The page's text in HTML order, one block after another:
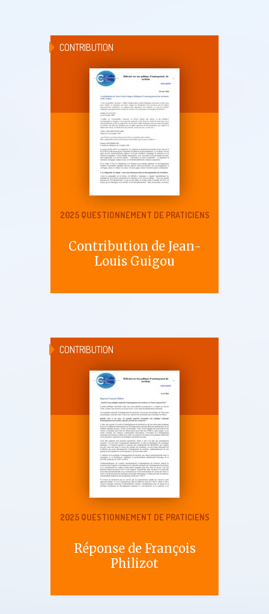
CONTRIBUTION
2025 QUESTIONNEMENT DE PRATICIENS
Contribution de Jean-
Louis Guigou
CONTRIBUTION
2025 QUESTIONNEMENT DE PRATICIENS
Réponse de François
Philizot